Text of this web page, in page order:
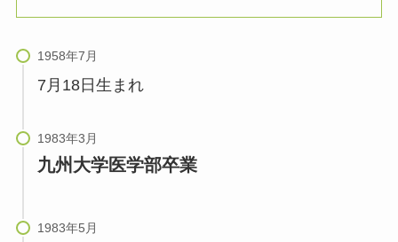
7月18日生まれ
九州大学医学部卒業